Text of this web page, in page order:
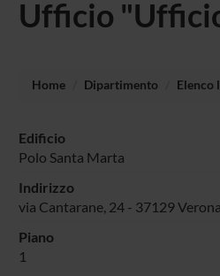
Ufficio
Home Dipartimento Elenco
Edificio
Polo Santa Marta
Indirizzo
via Cantarane, 24 - 37129 Verona
Piano
1